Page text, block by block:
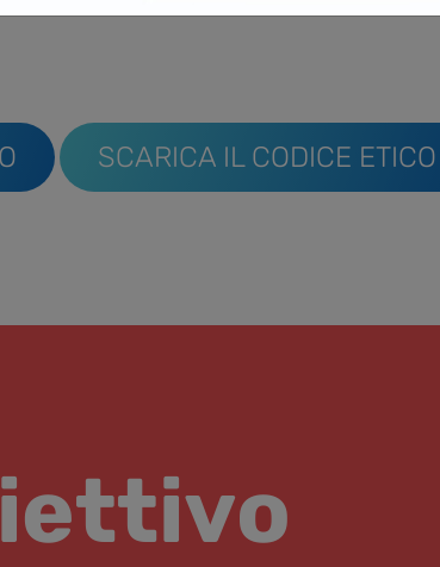
SCARICA IL CODICE ETICO